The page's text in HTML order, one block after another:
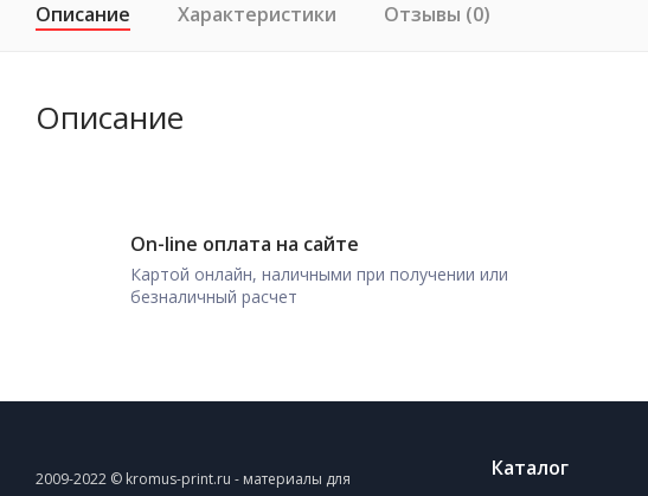
Описание Характеристики Отзывы (0)
Описание
On-line оплата на сайте
Картой онлайн, наличными при получении или
безналичный расчет
2009-2022 © kromus-print.ru - материалы для
Каталог